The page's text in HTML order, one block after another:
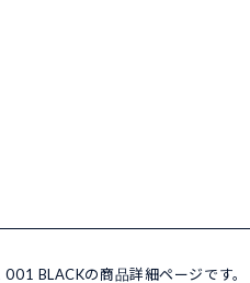
BLACKの商品詳細ページです。